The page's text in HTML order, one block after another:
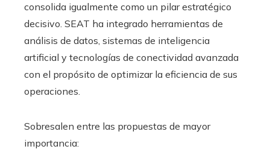
consolida igualmente como un pilar estratégico
decisivo. SEAT ha integrado herramientas de
análisis de datos, sistemas de inteligencia
artificial y tecnologías de conectividad avanzada
con el propósito de optimizar la eficiencia de sus
operaciones.
Sobresalen entre las propuestas de mayor
importancia: